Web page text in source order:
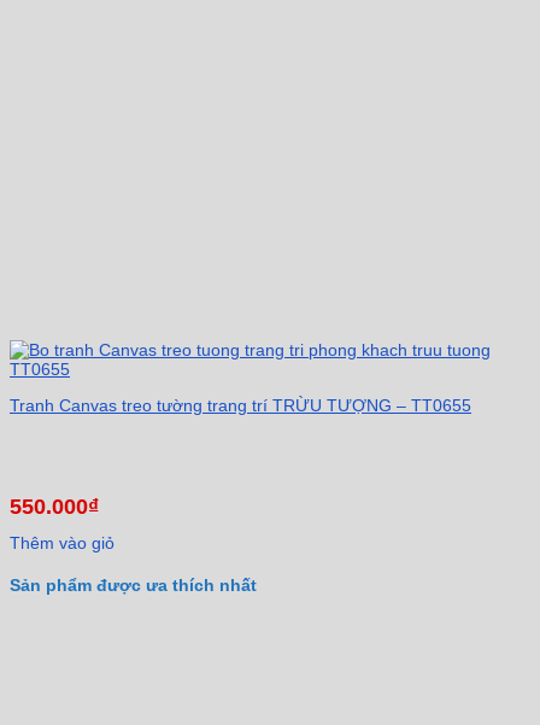
Tranh Canvas treo tường trang trí TRỪU TƯỢNG – TT0655
550.000₫
Thêm vào giỏ
Sản phẩm được ưa thích nhất